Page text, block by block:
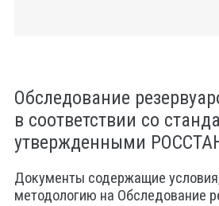
Обследование
в соответствии со
утвержденными
Документы содержащие
методологию на Обследование